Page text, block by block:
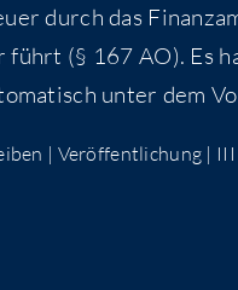
durch das
führt (§ 167 AO). Es
unter dem
| Ver­öf­fent­li­chung |